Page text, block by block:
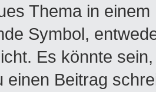
Thema in
Symbol,
Es könnte
einen Beitrag